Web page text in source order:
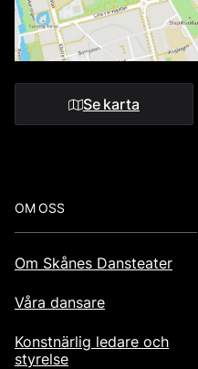
Se karta
Footer
OM OSS
Om Skånes Dansteater
Våra dansare
Konstnärlig ledare och
styrelse